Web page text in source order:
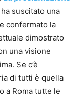
ha suscitato una
confermato la
dimostrato
una visione
Se c’è
di tutti è quella
a Roma tutte le